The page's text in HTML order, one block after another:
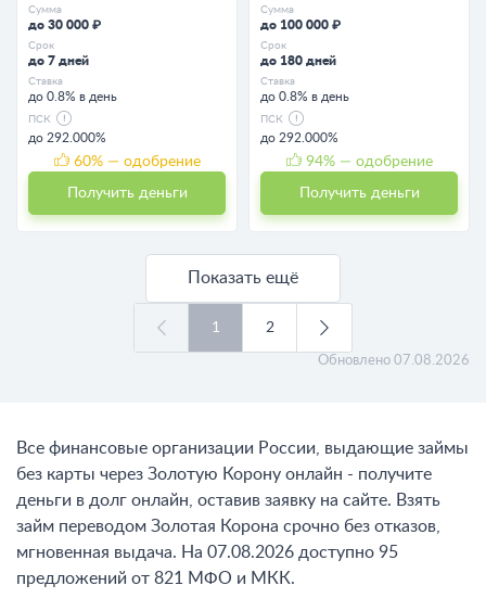
Сумма
до 30 000 ₽
Срок
до 7 дней
Ставка
до 0.8% в день
ПСК
до 292.000%
60% — одобрение
Получить деньги
Сумма
до 100 000 ₽
Срок
до 180 дней
Ставка
до 0.8% в день
ПСК
до 292.000%
94% — одобрение
Получить деньги
Показать ещё
1 2
Обновлено 07.08.2026
Все финансовые организации России, выдающие займы
без карты через Золотую Корону онлайн - получите
деньги в долг онлайн, оставив заявку на сайте. Взять
займ переводом Золотая Корона срочно без отказов,
мгновенная выдача. На 07.08.2026 доступно 95
предложений от 821 МФО и МКК.